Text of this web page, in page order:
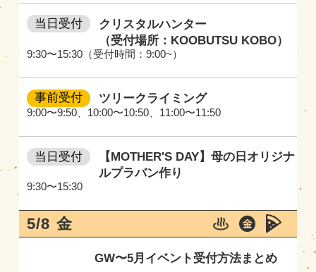
9:30〜15:30（受付時間：9:00~）
当日受付
クリスタルハンター
（受付場所：KOOBUTSU KOBO）
9:00〜9:50 10:00〜10:50 11:00〜11:50
事前受付 ツリークライミング
9:30〜15:30
当日受付
【MOTHER'S DAY】母の日オリジナ
ルプラバン作り
5/8 金
GW〜5月イベント受付方法まとめ